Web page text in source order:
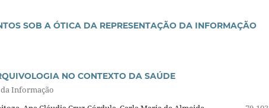
SOB A ÓTICA DA REPRESENTAÇÃO DA INFORMAÇÃO
NO CONTEXTO DA SAÚDE
Informação